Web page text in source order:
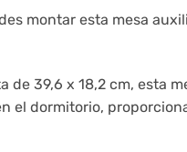
montar esta mesa
39,6 x 18,2 cm, esta
el dormitorio,